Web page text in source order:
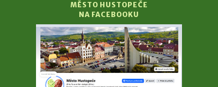
MĚSTO HUSTOPEČE
NA FACEBOOKU